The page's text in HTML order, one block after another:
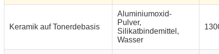
Keramik auf Tonerdebasis
Aluminiumoxid-
Pulver,
Silikatbindemittel,
Wasser